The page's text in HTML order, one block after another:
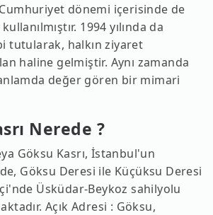
dönemi içerisinde de
1994 yılında da
tutularak, halkın ziyaret
haline gelmiştir. Aynı zamanda
değer gören bir mimari
Nerede ?
Göksu Kasrı, İstanbul'un
Göksu Deresi ile Küçüksu Deresi
Üsküdar-Beykoz sahilyolu
Açık Adresi : Göksu,